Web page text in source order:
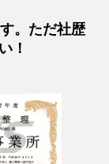
。ただ社歴
！